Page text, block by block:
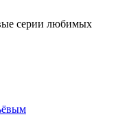
серии любимых